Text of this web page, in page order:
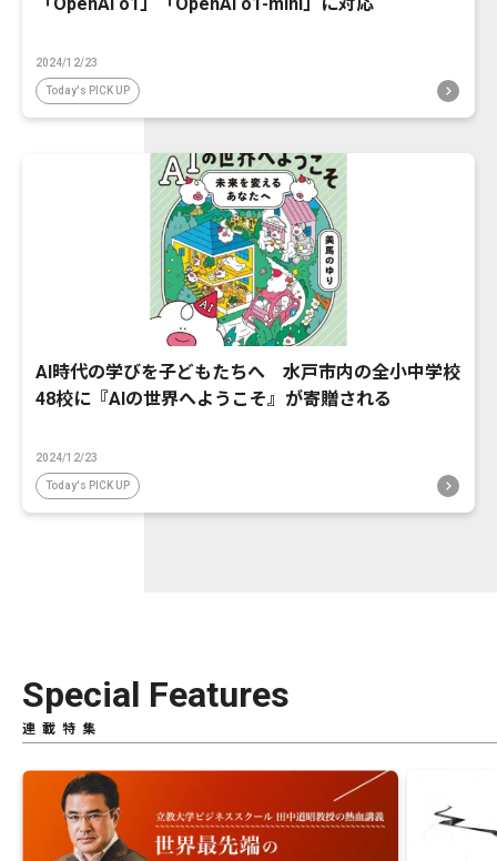
2024/12/23
Today's PICK UP
AI時代の学びを子どもたちへ 水戸市内の全小中学校
48校に『AIの世界へようこそ』が寄贈される
2024/12/23
Today's PICK UP
Special Features
連載特集